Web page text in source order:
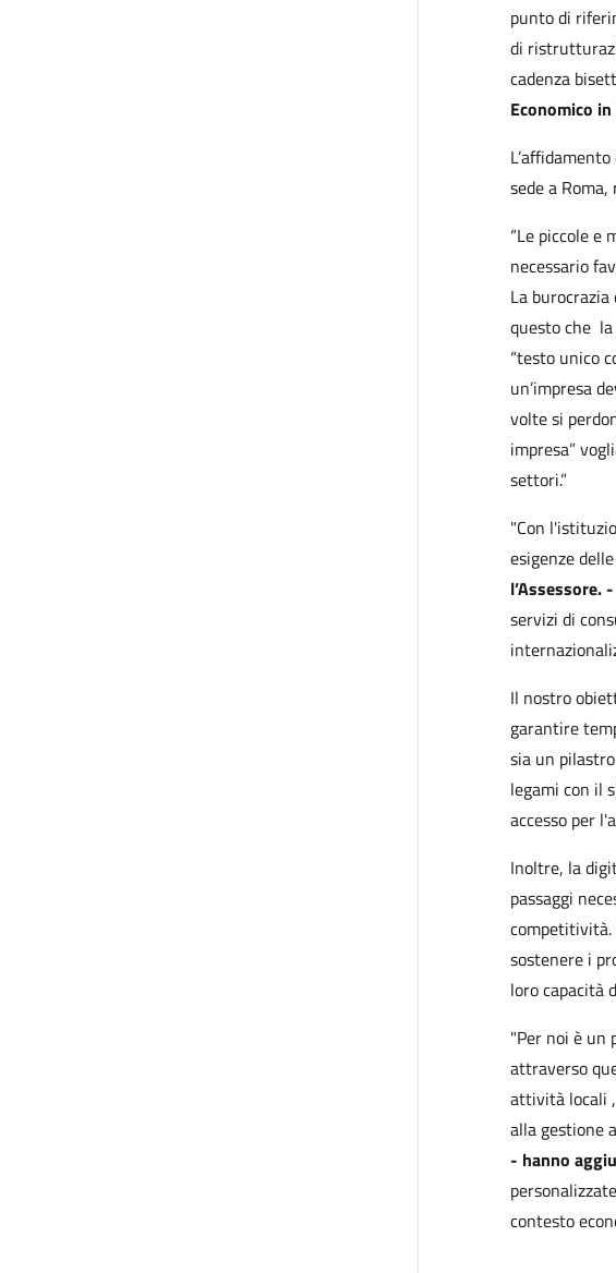
punto di
di
cadenza
Economico in
sede a
“Le piccole e
necessario
La
questo che
“testo unico
un’impresa
volte si
impresa”
settori.”
"Con
esigenze
l’Assessore. -
servizi di
Il nostro
garantire
sia un
legami con il
accesso per
Inoltre, la
passaggi
competitività.
sostenere i
loro capacità
"Per noi è un
attraverso
attività locali
alla gestione
- hanno
contesto